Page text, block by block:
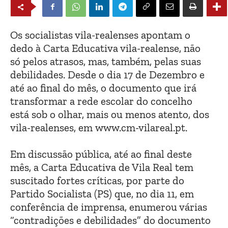
Os socialistas vila-realenses apontam o
dedo à Carta Educativa vila-realense, não
só pelos atrasos, mas, também, pelas suas
debilidades. Desde o dia 17 de Dezembro e
até ao final do mês, o documento que irá
transformar a rede escolar do concelho
está sob o olhar, mais ou menos atento, dos
vila-realenses, em www.cm-vilareal.pt.
Em discussão pública, até ao final deste
mês, a Carta Educativa de Vila Real tem
suscitado fortes críticas, por parte do
Partido Socialista (PS) que, no dia 11, em
conferência de imprensa, enumerou várias
“contradições e debilidades” do documento